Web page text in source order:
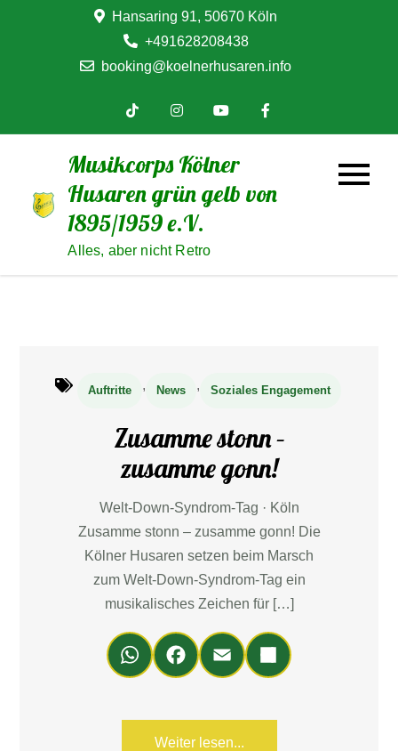
Hansaring 91, 50670 Köln
+491628208438
booking@koelnerhusaren.info
Musikcorps Kölner
Husaren grün gelb von
1895/1959 e.V.
Alles, aber nicht Retro
Auftritte , News , Soziales Engagement
Zusamme stonn –
zusamme gonn!
Welt-Down-Syndrom-Tag · Köln
Zusamme stonn – zusamme gonn! Die
Kölner Husaren setzen beim Marsch
zum Welt-Down-Syndrom-Tag ein
musikalisches Zeichen für […]
Wh
ats
Fa
ce
ok
Em
ail
Teil
en
Weiter lesen...